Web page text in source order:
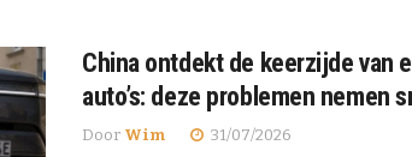
China ontdekt de keerzijde van
auto’s: deze problemen nemen
Door Wim 31/07/2026